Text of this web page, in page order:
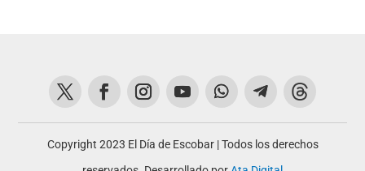
Copyright 2023 El Día de Escobar | Todos los derechos